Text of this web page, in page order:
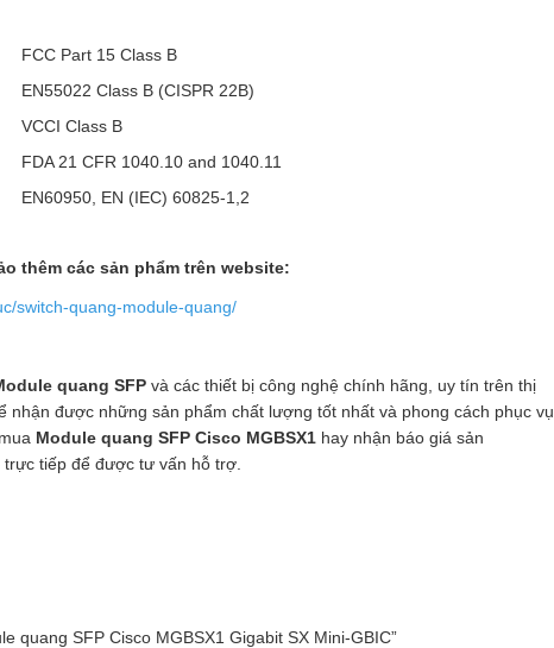
FCC Part 15 Class B
EN55022 Class B (CISPR 22B)
VCCI Class B
FDA 21 CFR 1040.10 and 1040.11
EN60950, EN (IEC) 60825-1,2
thêm các sản phẩm trên website:
switch-quang-module-quang/
quang SFP và các thiết bị công nghệ chính hãng, uy tín trên thị
nhận được những sản phẩm chất lượng tốt nhất và phong cách phục vụ
Module quang SFP Cisco MGBSX1 hay nhận báo giá sản
trực tiếp để được tư vấn hỗ trợ.
quang SFP Cisco MGBSX1 Gigabit SX Mini-GBIC”